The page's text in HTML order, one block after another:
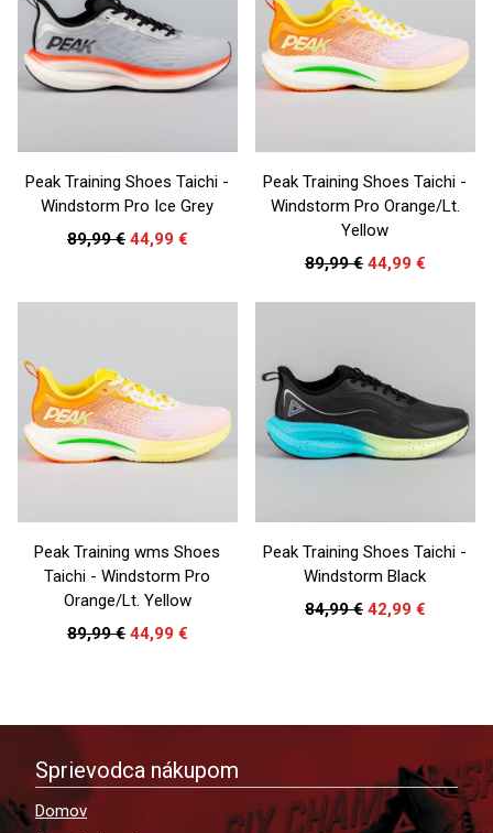
Peak Training Shoes Taichi -
Windstorm Pro Ice Grey
89,99 € 44,99 €
Peak Training Shoes Taichi -
Windstorm Pro Orange/Lt.
Yellow
89,99 € 44,99 €
Peak Training wms Shoes
Taichi - Windstorm Pro
Orange/Lt. Yellow
89,99 € 44,99 €
Peak Training Shoes Taichi -
Windstorm Black
84,99 € 42,99 €
Sprievodca nákupom
Domov